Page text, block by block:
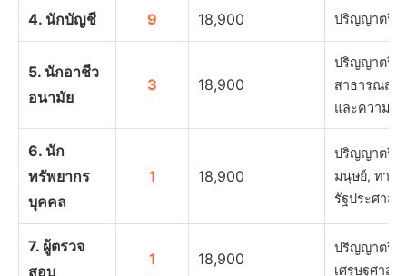
4. นักบัญชี 9 18,900 ปริญญาตรีท
5. นักอาชีว
อนามัย
3 18,900
ปริญญาตรีท
สาธารณสุข
และความป
6. นัก
ทรัพยากร
บุคคล
1 18,900
ปริญญาตรีท
มนุษย์, ทางบ
รัฐประศาส
7. ผู้ตรวจ
สอบ
1 18,900
ปริญญาตรีท
เศรษฐศาสต